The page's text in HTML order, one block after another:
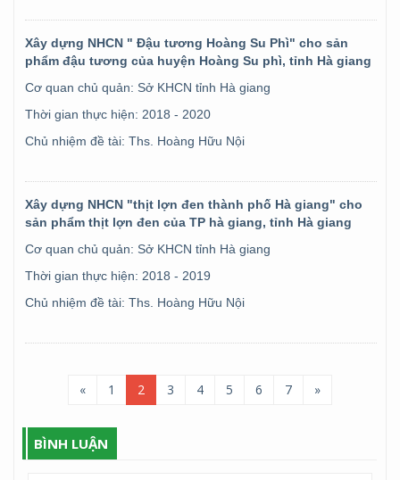
Xây dựng NHCN " Đậu tương Hoàng Su Phì" cho sản
phẩm đậu tương của huyện Hoàng Su phì, tỉnh Hà giang
Cơ quan chủ quản: Sở KHCN tỉnh Hà giang
Thời gian thực hiện: 2018 - 2020
Chủ nhiệm đề tài: Ths. Hoàng Hữu Nội
Xây dựng NHCN "thịt lợn đen thành phố Hà giang" cho
sản phẩm thịt lợn đen của TP hà giang, tỉnh Hà giang
Cơ quan chủ quản: Sở KHCN tỉnh Hà giang
Thời gian thực hiện: 2018 - 2019
Chủ nhiệm đề tài: Ths. Hoàng Hữu Nội
« 1 2 3 4 5 6 7 »
BÌNH LUẬN